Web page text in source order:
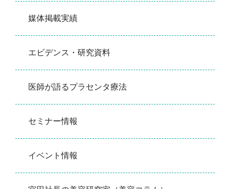
媒体掲載実績
エビデンス・研究資料
医師が語るプラセンタ療法
セミナー情報
イベント情報